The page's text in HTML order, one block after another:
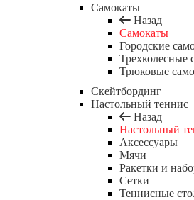
Самокаты
Назад
Самокаты
Городские
Трехколесные
Трюковые
Скейтбординг
Настольный теннис
Назад
Настольный
Аксессуары
Мячи
Ракетки и
Сетки
Теннисные